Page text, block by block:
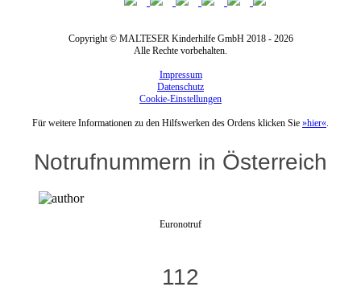
Copyright © MALTESER Kinderhilfe GmbH 2018 - 2026
Alle Rechte vorbehalten.
Impressum
Datenschutz
Cookie-Einstellungen
Für weitere Informationen zu den Hilfswerken des Ordens klicken Sie »hier«.
Notrufnummern in Österreich
Euronotruf
112